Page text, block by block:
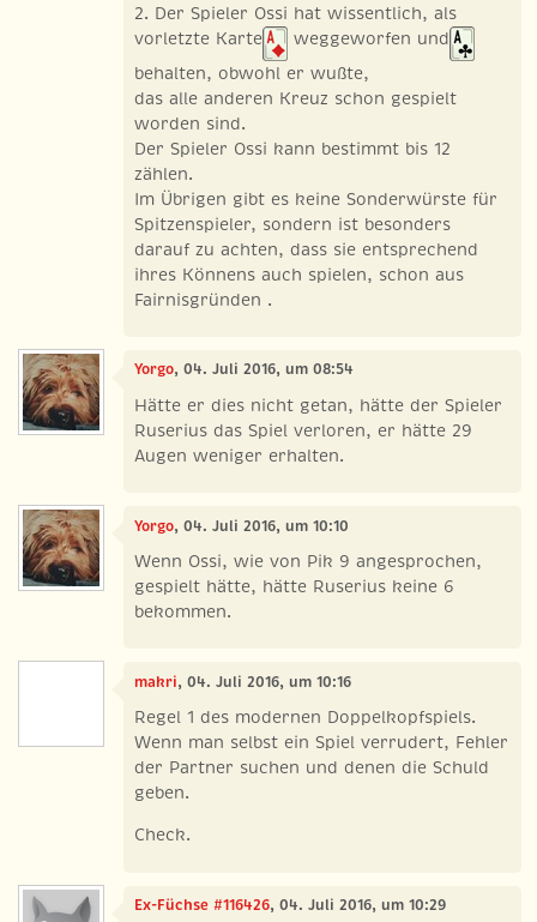
2. Der Spieler Ossi hat wissentlich, als
vorletzte Karte
weggeworfen und
behalten, obwohl er wußte,
das alle anderen Kreuz schon gespielt
worden sind.
Der Spieler Ossi kann bestimmt bis 12
zählen.
Im Übrigen gibt es keine Sonderwürste für
Spitzenspieler, sondern ist besonders
darauf zu achten, dass sie entsprechend
ihres Könnens auch spielen, schon aus
Fairnisgründen .
Yorgo, 04. Juli 2016, um 08:54
Hätte er dies nicht getan, hätte der Spieler
Ruserius das Spiel verloren, er hätte 29
Augen weniger erhalten.
Yorgo, 04. Juli 2016, um 10:10
Wenn Ossi, wie von Pik 9 angesprochen,
gespielt hätte, hätte Ruserius keine 6
bekommen.
makri, 04. Juli 2016, um 10:16
Regel 1 des modernen Doppelkopfspiels.
Wenn man selbst ein Spiel verrudert, Fehler
der Partner suchen und denen die Schuld
geben.
Check.
Ex-Füchse #116426, 04. Juli 2016, um 10:29